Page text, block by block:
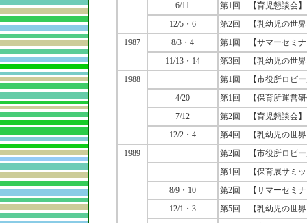
6/11
第1回 【育児懇談会】
12/5・6
第2回 【乳幼児の世
1987
8/3・4
第1回 【サマーセミ
11/13・14
第3回 【乳幼児の世
1988
第1回 【市役所ロビー
4/20
第1回 【保育所運営研
7/12
第2回 【育児懇談会】
12/2・4
第4回 【乳幼児の世
1989
第2回 【市役所ロビー
第1回 【保育展サミ
8/9・10
第2回 【サマーセミ
12/1・3
第5回 【乳幼児の世